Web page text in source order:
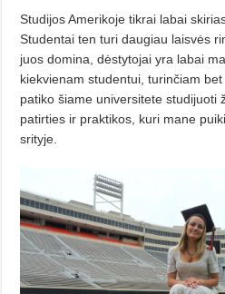
Studijos Amerikoje tikrai labai
Studentai ten turi daugiau laisvės
juos domina, dėstytojai yra labai
kiekvienam studentui, turinčiam
patiko šiame universitete studijuoti
patirties ir praktikos, kuri mane
srityje.